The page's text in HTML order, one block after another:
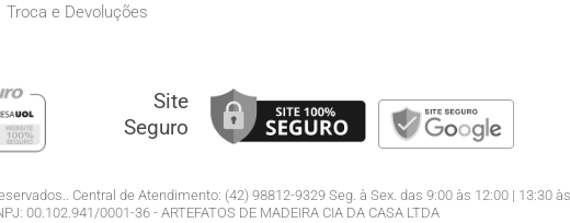
Troca e Devoluções
Site
Seguro
Central de Atendimento: (42) 98812-9329 Seg. à Sex. das 9:00 às 12:00 | 13:30
00.102.941/0001-36 - ARTEFATOS DE MADEIRA CIA DA CASA LTDA